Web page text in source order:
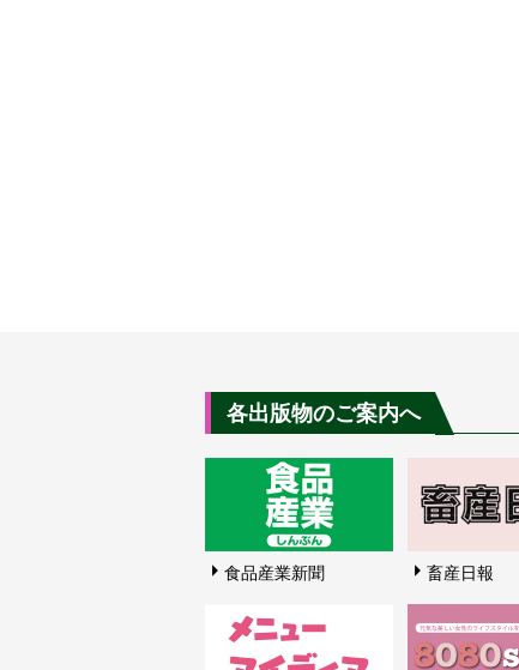
各出版物のご案内へ
食品産業新聞 畜産日報